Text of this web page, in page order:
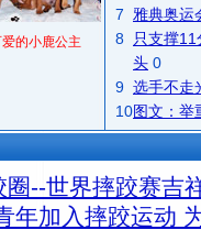
的小鹿公主
7
雅典奥运
8
只支撑
头 0
9 选手不走
10图文：举
圈--世界摔跤赛吉
年加入摔跤运动